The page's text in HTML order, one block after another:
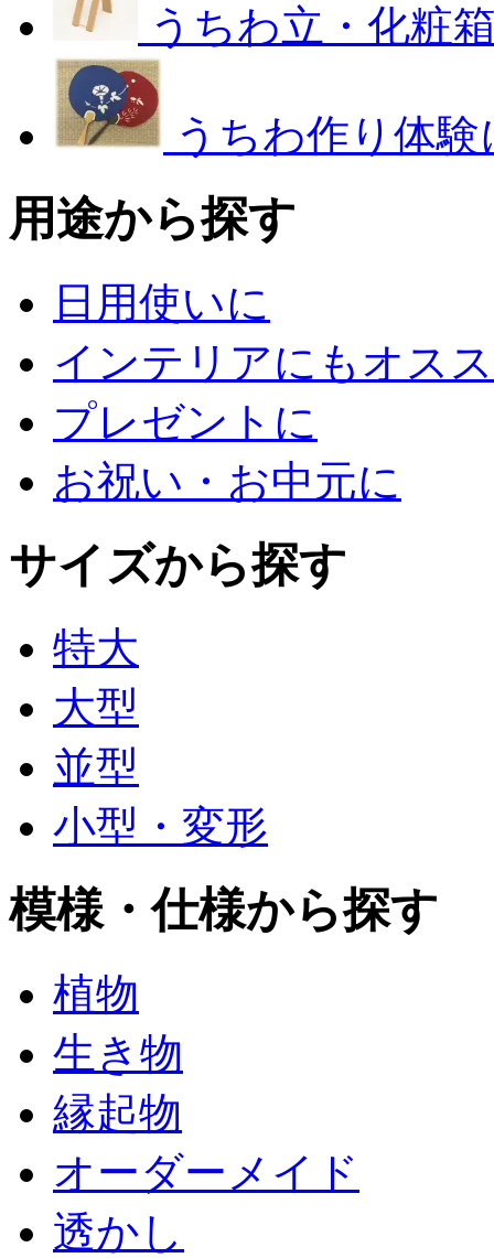
うちわ立・化粧
うちわ作り体
用途から探す
日用使いに
インテリアにもオス
プレゼントに
お祝い・お中元に
サイズから探す
特大
大型
並型
小型・変形
模様・仕様から探す
植物
生き物
縁起物
オーダーメイド
透かし